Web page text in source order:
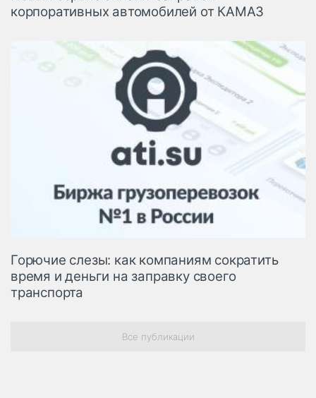
корпоративных автомобилей от КАМАЗ
Горючие слезы: как компаниям сократить
время и деньги на заправку своего
транспорта
Все публикации